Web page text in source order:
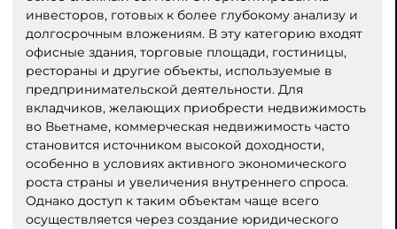
инвесторов, готовых к более глубокому анализу и
долгосрочным вложениям. В эту категорию входят
офисные здания, торговые площади, гостиницы,
рестораны и другие объекты, используемые в
предпринимательской деятельности. Для
вкладчиков, желающих приобрести недвижимость
во Вьетнаме, коммерческая недвижимость часто
становится источником высокой доходности,
особенно в условиях активного экономического
роста страны и увеличения внутреннего спроса.
Однако доступ к таким объектам чаще всего
осуществляется через создание юридического